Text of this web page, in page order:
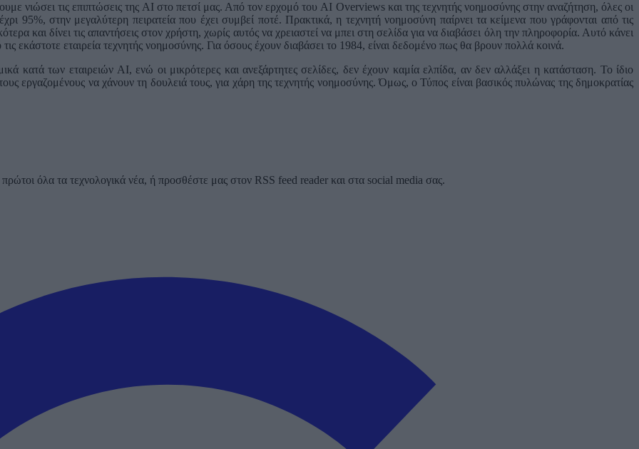
νιώσει τις επιπτώσεις της AI στο πετσί μας. Από τον ερχομό του AI Overviews και της τεχνητής νοημοσύνης στην αναζήτηση, όλες οι
95%, στην μεγαλύτερη πειρατεία που έχει συμβεί ποτέ. Πρακτικά, η τεχνητή νοημοσύνη παίρνει τα κείμενα που γράφονται από τις
και δίνει τις απαντήσεις στον χρήστη, χωρίς αυτός να χρειαστεί να μπει στη σελίδα για να διαβάσει όλη την πληροφορία. Αυτό κάνει
εκάστοτε εταιρεία τεχνητής νοημοσύνης. Για όσους έχουν διαβάσει το 1984, είναι δεδομένο πως θα βρουν πολλά κοινά.
κατά των εταιρειών AI, ενώ οι μικρότερες και ανεξάρτητες σελίδες, δεν έχουν καμία ελπίδα, αν δεν αλλάξει η κατάσταση. Το ίδιο
εργαζομένους να χάνουν τη δουλειά τους, για χάρη της τεχνητής νοημοσύνης. Όμως, ο Τύπος είναι βασικός πυλώνας της δημοκρατίας
όλα τα τεχνολογικά νέα, ή προσθέστε μας στον RSS feed reader και στα social media σας.